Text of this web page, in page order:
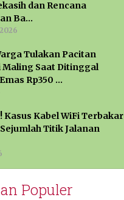
dan Rencana
Ba…
Tulakan Pacitan
Maling Saat Ditinggal
Rp350 …
Kasus Kabel WiFi Terbakar
Titik Jalanan
Populer